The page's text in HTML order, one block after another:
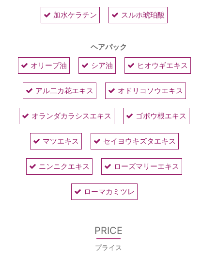
加水ケラチン スルホ琥珀酸
ヘアパック
オリーブ油
シア油 ヒオウギエキス
アル二カ花エキス オドリコソウエキス
オランダカラシスエキス ゴボウ根エキス
マツエキス セイヨウキズタエキス
ニンニクエキス ローズマリーエキス
ローマカミツレ
PRICE
プライス